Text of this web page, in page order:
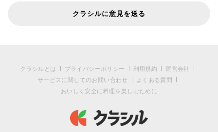
クラシルに意見を送る
クラシルとは プライバシーポリシー 利用規約
運営会社
サービスに関してのお問い合わせ
よくある質問
おいしく安全に料理を楽しむために